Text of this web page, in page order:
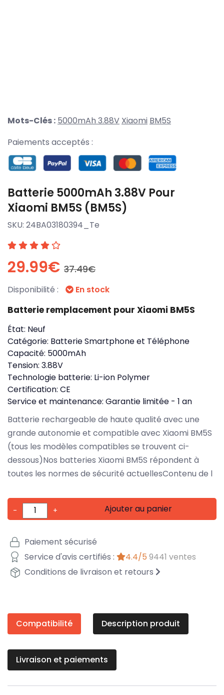
Mots-Clés : 5000mAh 3.88V Xiaomi BM5S
Paiements acceptés :
Batterie 5000mAh 3.88V Pour
Xiaomi BM5S (BM5S)
SKU: 24BA03180394_Te
29.99€ 37.49€
Disponibilité : En stock
Batterie remplacement pour Xiaomi BM5S
État: Neuf
Catégorie: Batterie Smartphone et Téléphone
Capacité: 5000mAh
Tension: 3.88V
Technologie batterie: Li-ion Polymer
Certification: CE
Service et maintenance: Garantie limitée - 1 an
Batterie rechargeable de haute qualité avec une
grande autonomie et compatible avec Xiaomi BM5S
(tous les modèles compatibles se trouvent ci-
dessous)Nos batteries Xiaomi BM5S répondent à
toutes les normes de sécurité actuellesContenu de l
- + Ajouter au panier
Paiement sécurisé
Service d'avis certifiés :
4.4/5 9441 ventes
Conditions de livraison et retours
Compatibilité Description produit
Livraison et paiements